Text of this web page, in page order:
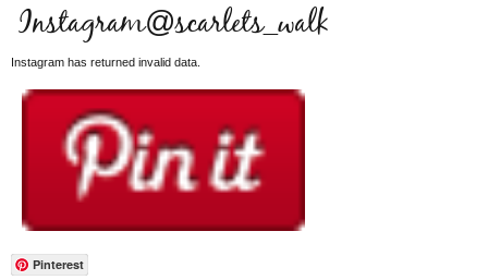
Instagram@scarlets_walk
Instagram has returned invalid data.
Pinterest